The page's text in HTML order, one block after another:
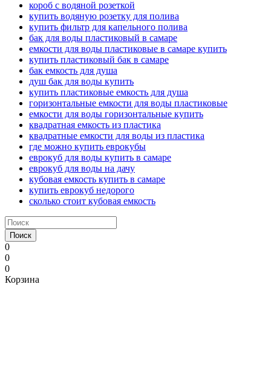
короб с водяной розеткой
купить водяную розетку для полива
купить фильтр для капельного полива
бак для воды пластиковый в самаре
емкости для воды пластиковые в самаре купить
купить пластиковый бак в самаре
бак емкость для душа
душ бак для воды купить
купить пластиковые емкость для душа
горизонтальные емкости для воды пластиковые
емкости для воды горизонтальные купить
квадратная емкость из пластика
квадратные емкости для воды из пластика
где можно купить еврокубы
еврокуб для воды купить в самаре
еврокуб для воды на дачу
кубовая емкость купить в самаре
купить еврокуб недорого
сколько стоит кубовая емкость
Поиск
0
0
0
Корзина